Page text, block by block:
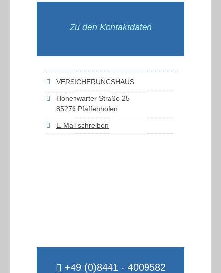
Zu den Kontaktdaten
VERSICHERUNGSHAUS
Hohenwarter Straße 25
85276 Pfaffenhofen
E-Mail schreiben
+49 (0)8441 - 4009582